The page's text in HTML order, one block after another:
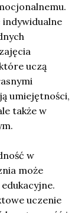
indywidualne
uczą
umiejętności,
także w
w
może
uczenie